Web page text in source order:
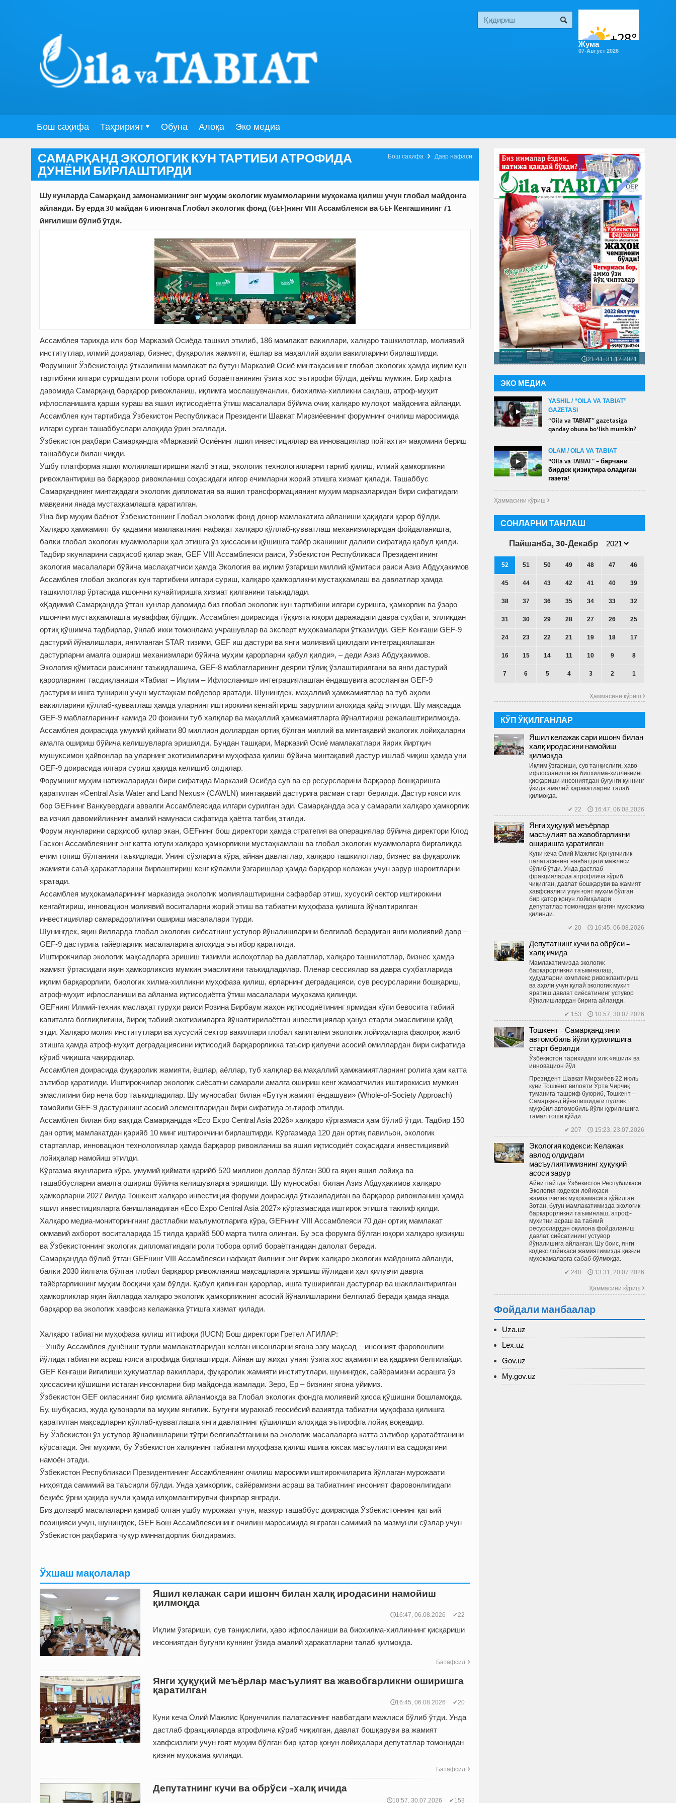
Жума
07-Август 2026
Бош саҳифа Таҳририят Обуна Алоқа Эко медиа
Давр нафаси

Бош саҳифа
САМАРҚАНД ЭКОЛОГИК КУН ТАРТИБИ АТРОФИДА
ДУНЁНИ БИРЛАШТИРДИ
Шу кунларда Самарқанд замонамизнинг энг муҳим экологик муаммоларини муҳокама қилиш учун глобал майдонга
айланди. Бу ерда 30 майдан 6 июнгача Глобал экологик фонд (GEF)нинг VIII Ассамблеяси ва GEF Кенгашининг 71-
йиғилиши бўлиб ўтди.
Ассамб­лея тарихда илк бор Марказий Осиёда ташкил этилиб, 186 мамлакат вакиллари, халқаро ташкилотлар, молиявий
институтлар, илмий доиралар, бизнес, фуқаролик жамияти, ёшлар ва маҳаллий аҳоли вакилларини бирлаштирди.
Форумнинг Ўзбекистонда ўтказилиши мамлакат ва бутун Марказий Осиё минтақасининг глобал экологик ҳамда иқлим кун
тартибини илгари суришдаги роли тобора ортиб бораётганининг ўзига хос эътирофи бўлди, дейиш мумкин. Бир ҳафта
давомида Самарқанд барқарор ривожланиш, иқлимга мослашувчанлик, биохилма-хилликни сақлаш, атроф-муҳит
ифлосланишига қарши кураш ва яшил иқтисодиётга ўтиш масалалари бўйича очиқ халқаро мулоқот майдонига айланди.
Ассамблея кун тартибида Ўзбекистон Республикаси Президенти Шавкат Мирзиёев­нинг форумнинг очилиш маросимида
илгари сурган ташаббуслари алоҳида ўрин эгаллади.
Ўзбекистон раҳбари Самарқандга «Марказий Осиёнинг яшил инвестициялар ва инновациялар пойтахти» мақомини бериш
ташаббуси билан чиқди.
Ушбу платформа яшил молиялаштиришни жалб этиш, экологик технологияларни тарғиб қилиш, илмий ҳамкорликни
ривожлантириш ва барқарор ривожланиш соҳасидаги илғор ечимларни жорий этишга хизмат қилади. Ташаббус
Самарқанднинг минтақадаги экологик дипломатия ва яшил трансформациянинг муҳим марказларидан бири сифатидаги
мавқеини янада мус­таҳкамлашга қаратилган.
Яна бир муҳим баёнот Ўзбекистоннинг Глобал экологик фонд донор мамлакатига айланиши ҳақидаги қарор бўлди.
Халқаро ҳамжамият бу қадамни мамлакатнинг нафақат халқаро қўллаб-қувватлаш механизмларидан фойдаланишга,
балки глобал экологик муаммоларни ҳал этишга ўз ҳиссасини қўшишга тайёр эканининг далили сифатида қабул қилди.
Тадбир якунларини сарҳисоб қилар экан, GEF VIII Ассамблеяси раиси, Ўзбекистон Республикаси Президентининг
экология масалалари бўйича маслаҳатчиси ҳамда Экология ва иқлим ўзгариши миллий қўмитаси раиси Азиз Абдуҳакимов
Ассамблея глобал экологик кун тартибини илгари суриш, халқаро ҳамкорликни мустаҳкамлаш ва давлатлар ҳамда
ташкилотлар ўртасида ишончни кучайтиришга хизмат қилганини таъкидлади.
«Қадимий Самарқандда ўтган кунлар давомида биз глобал экологик кун тартибини илгари суришга, ҳамкорлик ва ўзаро
ишончни мустаҳкамлашга муваффақ бўлдик. Ассамблея доирасида тўққизта юқори даражадаги давра суҳбати, элликдан
ортиқ қўшимча тадбирлар, ўнлаб икки томонлама учрашувлар ва эксперт муҳокамалари ўтказилди. GEF Кенгаши GEF-9
дастурий йўналишлари, янгиланган STAR тизими, GEF иш дастури ва янги молиявий циклдаги интеграциялашган
дастурларни амалга ошириш механизмлари бўйича муҳим қарорларни қабул қилди», – деди Азиз Абдуҳакимов.
Экология қўмитаси раисининг таъкидлашича, GEF-8 маблағларининг деярли тўлиқ ўзлаштирилгани ва янги дастурий
қарорларнинг тасдиқланиши «Табиат – Иқлим – Ифлосланиш» интеграциялашган ёндашувига асосланган GEF-9
дастурини ишга тушириш учун мустаҳкам пойдевор яратади. Шунингдек, маҳаллий ҳамжамиятлар ва туб аҳоли
вакилларини қўллаб-қувватлаш ҳамда уларнинг иштирокини кенгайтириш зарурлиги алоҳида қайд этилди. Шу мақсадда
GEF-9 маблағларининг камида 20 фоизини туб халқлар ва маҳаллий ҳамжамиятларга йўналтириш режалаштирилмоқда.
Ассамблея доирасида умумий қиймати 80 миллион доллардан ортиқ бўлган миллий ва минтақавий экологик лойиҳаларни
амалга ошириш бўйича келишувларга эришилди. Бундан ташқари, Марказий Осиё мамлакатлари йирик йиртқич
мушуксимон ҳайвонлар ва уларнинг экотизимларини муҳофаза қилиш бўйича минтақавий дастур ишлаб чиқиш ҳамда уни
GEF-9 доирасида илгари суриш ҳақида келишиб олдилар.
Форумнинг муҳим натижаларидан бири сифатида Марказий Осиёда сув ва ер ресурсларини барқарор бошқаришга
қаратилган «Central Asia Water and Land Nexus» (CAWLN) минтақавий дастурига расман старт берилди. Дастур ғояси илк
бор GEFнинг Ванкувердаги аввалги Ассамблеясида илгари сурилган эди. Самарқандда эса у самарали халқаро ҳамкорлик
ва изчил давомийликнинг амалий намунаси сифатида ҳаётга татбиқ этилди.
Форум якунларини сарҳисоб қилар экан, GEFнинг бош директори ҳамда стратегия ва операциялар бўйича директори Клод
Гаскон Ассамблеянинг энг катта ютуғи халқаро ҳамкорликни мустаҳкамлаш ва глобал экологик муаммоларга биргаликда
ечим топиш бўлганини таъкидлади. Унинг сўзларига кўра, айнан давлатлар, халқаро ташкилотлар, бизнес ва фуқаролик
жамияти саъй-ҳаракатларини бирлаштириш кенг кўламли ўзгаришлар ҳамда барқарор келажак учун зарур шароитларни
яратади.
Ассамблея муҳокамаларининг марказида экологик молиялаштиришни сафарбар этиш, хусусий сектор иштирокини
кенгайтириш, инновацион молия­вий воситаларни жорий этиш ва табиатни муҳофаза қилишга йўналтирилган
инвестициялар самарадорлигини ошириш масалалари турди.
Шунингдек, яқин йилларда глобал экологик сиёсатнинг устувор йўналишларини белгилаб берадиган янги молиявий давр –
GEF-9 дастурига тайёргарлик масалаларига алоҳида эътибор қаратилди.
Иштирокчилар экологик мақсадларга эришиш тизимли ислоҳотлар ва давлатлар, халқаро ташкилотлар, бизнес ҳамда
жамият ўртасидаги яқин ҳамкорликсиз мумкин эмаслигини таъкидладилар. Пленар сессиялар ва давра суҳбатларида
иқлим барқарорлиги, биологик хилма-хилликни муҳофаза қилиш, ерларнинг деградацияси, сув ресурсларини бошқариш,
атроф-муҳит ифлосланиши ва айланма иқтисодиётга ўтиш масалалари муҳокама қилинди.
GEFнинг Илмий-техник маслаҳат гуруҳи раиси Розина Бирбаум жаҳон иқтисодиётининг ярмидан кўпи бевосита табиий
капиталга боғлиқлигини, бироқ табиий экотизимларга йўналтирилаётган инвестициялар ҳануз етарли эмаслигини қайд
этди. Халқаро молия институтлари ва хусусий сектор вакиллари глобал капитални экологик лойиҳаларга фаолроқ жалб
этишга ҳамда атроф-муҳит деградациясини иқтисодий барқарорликка таъсир қилувчи асосий омиллардан бири сифатида
кўриб чиқишга чақирдилар.
Ассамблея доирасида фуқаролик жамияти, ёшлар, аёллар, туб халқлар ва маҳаллий ҳамжамиятларнинг ролига ҳам катта
эътибор қаратилди. Иштирокчилар экологик сиёсатни самарали амалга ошириш кенг жамоатчилик иштирокисиз мумкин
эмаслигини бир неча бор таъкидладилар. Шу муносабат билан «Бутун жамият ёндашуви» (Whole-of-Society Approach)
тамо­йили GEF-9 дастурининг асосий элементларидан бири сифатида эътироф этилди.
Ассамблея билан бир вақтда Самарқандда «Eco Expo Central Asia 2026» халқаро кўргазмаси ҳам бўлиб ўтди. Тадбир 150
дан ортиқ мамлакатдан қарийб 10 минг иштирокчини бирлаштирди. Кўргазмада 120 дан ортиқ павильон, экологик
стартаплар, инновацион технологиялар ҳамда барқарор ривожланиш ва яшил иқтисодиёт соҳасидаги инвестициявий
лойиҳалар намойиш этилди.
Кўргазма якунларига кўра, умумий қиймати қарийб 520 миллион доллар бўлган 300 га яқин яшил лойиҳа ва
ташаббусларни амалга ошириш бўйича келишувларга эришилди. Шу муносабат билан Азиз Абдуҳакимов халқаро
ҳамкорларни 2027 йилда Тошкент халқаро инвестиция форуми доирасида ўтказиладиган ва барқарор ривожланиш ҳамда
яшил инвестицияларга бағишланадиган «Eco Expo Central Asia 2027» кўргазмасида иштирок этишга таклиф қилди.
Халқаро медиа-мониторингнинг дастлабки маълумотларига кўра, GEFнинг VIII Ассамблеяси 70 дан ортиқ мамлакат
оммавий ахборот воситаларида 15 тилда қарийб 500 марта тилга олинган. Бу эса форумга бўлган юқори халқаро қизиқиш
ва Ўзбекистоннинг экологик дипломатиядаги роли тобора ортиб бораётганидан далолат беради.
Самарқандда бўлиб ўтган GEFнинг VIII Ассамблеяси нафақат йилнинг энг йирик халқаро экологик майдонига айланди,
балки 2030 йилгача бўлган глобал барқарор ривожланиш мақсадларига эришиш йўлидаги ҳал қилувчи даврга
тайёргарликнинг муҳим босқичи ҳам бўлди. Қабул қилинган қарорлар, ишга туширилган дастурлар ва шакллантирилган
ҳамкорликлар яқин йилларда халқаро экологик ҳамкорликнинг асосий йўналишларини белгилаб беради ҳамда янада
барқарор ва экологик хавфсиз келажакка ўтишга хизмат қилади.
Халқаро табиатни муҳофаза қилиш иттифоқи (IUCN) Бош директори Гретел АГИЛАР:
– Ушбу Ассамблея дунёнинг турли мамлакатларидан келган инсонларни ягона эзгу мақсад – инсоният фаровонлиги
йўлида табиатни асраш ғояси атрофида бирлаштирди. Айнан шу жиҳат унинг ўзига хос аҳамияти ва қадрини белгилайди.
GEF Кенгаши йиғилиши ҳукуматлар вакиллари, фуқаролик жамияти институтлари, шунинг­дек, сайёрамизни асрашга ўз
ҳиссасини қўшишни истаган инсонларни бир майдонда жамлади. Зеро, Ер – бизнинг ягона уйимиз.
Ўзбекистон GEF оиласининг бир қисмига айланмоқда ва Глобал экологик фондга молиявий ҳисса қўшишни бош­ламоқда.
Бу, шубҳасиз, жуда қувонарли ва муҳим янгилик. Бугунги мураккаб геосиёсий вазиятда табиатни муҳофаза қилишга
қаратилган мақсадларни қўллаб-қувватлашга янги давлатнинг қўшилиши алоҳида эътирофга лойиқ воқеадир.
Бу Ўзбекистон ўз устувор йўналишларини тўғри белгилаётганини ва экологик масалаларга катта эътибор қаратаётганини
кўрсатади. Энг муҳими, бу Ўзбекистон халқининг табиатни муҳофаза қилиш ишига юксак масъулияти ва садоқатини
намоён этади.
Ўзбекистон Республикаси Президентининг Ассамблеянинг очилиш маросими иштирокчиларига йўллаган мурожаати
ниҳоятда самимий ва таъсирли бўлди. Унда ҳамкорлик, сайёрамизни асраш ва табиатнинг инсоният фаровонлигидаги
беқиёс ўрни ҳақида кучли ҳамда илҳомлантирувчи фикрлар янгради.
Биз долзарб масалаларни қамраб олган ушбу мурожаат учун, мазкур ташаббус доирасида Ўзбекистоннинг қатъий
позицияси учун, шунингдек, GEF Бош Ассамблеясининг очилиш маросимида янграган самимий ва мазмунли сўзлар учун
Ўзбекистон раҳбарига чуқур миннатдорлик билдирамиз.
Ўхшаш мақолалар
Яшил келажак сари ишонч билан халқ иродасини намойиш
қилмоқда
🕔16:47, 06.08.2026 ✔22
Иқлим ўзгариши, сув танқислиги, ҳаво ифлосланиши ва биохилма-хилликнинг қисқариши
инсониятдан бугунги куннинг ўзида амалий ҳаракатларни талаб қилмоқда.
Батафсил 
Янги ҳуқуқий меъёрлар масъулият ва жавобгарликни оширишга
қаратилган
🕔16:45, 06.08.2026 ✔20
Куни кеча Олий Мажлис Қонунчилик палатасининг навбатдаги мажлиси бўлиб ўтди. Унда
дастлаб фракцияларда атрофлича кўриб чиқилган, давлат бошқаруви ва жамият
хавфсизлиги учун ғоят муҳим бўлган бир қатор қонун лойиҳалари депутатлар томонидан
қизғин муҳокама қилинди.
Батафсил 
Депутатнинг кучи ва обрўси –халқ ичида
🕔10:57, 30.07.2026 ✔153
🕔21:41, 31.12.2021
52
ЭКО МЕДИА
►
YASHIL / “OILA VA TABIAT”
GAZETASI
“Oila va TABIAT” gazetasiga
qanday obuna bo‘lish mumkin?
►
OLAM / OILA VA TABIAT
“Oila va TABIAT” – барчани
бирдек қизиқтира оладиган
газета!
Ҳаммасини кўриш 
СОНЛАРНИ ТАНЛАШ
Пайшанба, 30-Декабр
52 51 50 49 48 47 46
45 44 43 42 41 40 39
38 37 36 35 34 33 32
31 30 29 28 27 26 25
24 23 22 21 19 18 17
16 15 14 11 10 9 8
7 6 5 4 3 2 1
Ҳаммасини кўриш 
КЎП ЎҚИЛГАНЛАР
Яшил келажак сари ишонч билан
халқ иродасини намойиш
қилмоқда
Иқлим ўзгариши, сув танқислиги, ҳаво
ифлосланиши ва биохилма-хилликнинг
қисқариши инсониятдан бугунги куннинг
ўзида амалий ҳаракатларни талаб
қилмоқда.
✔ 22 🕔 16:47, 06.08.2026
Янги ҳуқуқий меъёрлар
масъулият ва жавобгарликни
оширишга қаратилган
Куни кеча Олий Мажлис Қонунчилик
палатасининг навбатдаги мажлиси
бўлиб ўтди. Унда дастлаб
фракцияларда атрофлича кўриб
чиқилган, давлат бошқаруви ва жамият
хавфсизлиги учун ғоят муҳим бўлган
бир қатор қонун лойиҳалари
депутатлар томонидан қизғин муҳокама
қилинди.
✔ 20 🕔 16:45, 06.08.2026
Депутатнинг кучи ва обрўси –
халқ ичида
Мамлакатимизда экологик
барқарорликни таъминалаш,
ҳудудларни комплекс ривожлантириш
ва аҳоли учун қулай экологик муҳит
яратиш давлат сиёсатининг устувор
йўналишлардан бирига айланди.
✔ 153 🕔 10:57, 30.07.2026
Тошкент – Самарқанд янги
автомобиль йўли қурилишига
старт берилди
Ўзбекистон тарихидаги илк «яшил» ва
инновацион йўл
Президент Шавкат Мирзиёев 22 июль
куни Тошкент вилояти Ўрта Чирчиқ
туманига ташриф буюриб, Тошкент –
Самарқанд йўналишидаги пуллик
муқобил автомобиль йўли қурилишига
тамал тоши қўйди.
✔ 207 🕔 15:23, 23.07.2026
Экология кодекси: Келажак
авлод олдидаги
масъулиятимизнинг ҳуқуқий
асоси зарур
Айни пайтда Ўзбекистон Респуб­ликаси
Экология кодекси лойиҳаси
жамоатчилик муҳокамасига қўйилган.
Зотан, бугун мамлакатимизда экологик
барқарорликни таъминлаш, атроф-
муҳитни асраш ва табиий
ресурслардан оқилона фойдаланиш
давлат сиёсатининг устувор
йўналишига айланган. Шу боис, янги
кодекс лойиҳаси жамиятимизда қизғин
муҳокамаларга сабаб бўлмоқда.
✔ 240 🕔 13:31, 20.07.2026
Ҳаммасини кўриш 
Фойдали манбаалар
Uza.uz
Lex.uz
Gov.uz
My.gov.uz